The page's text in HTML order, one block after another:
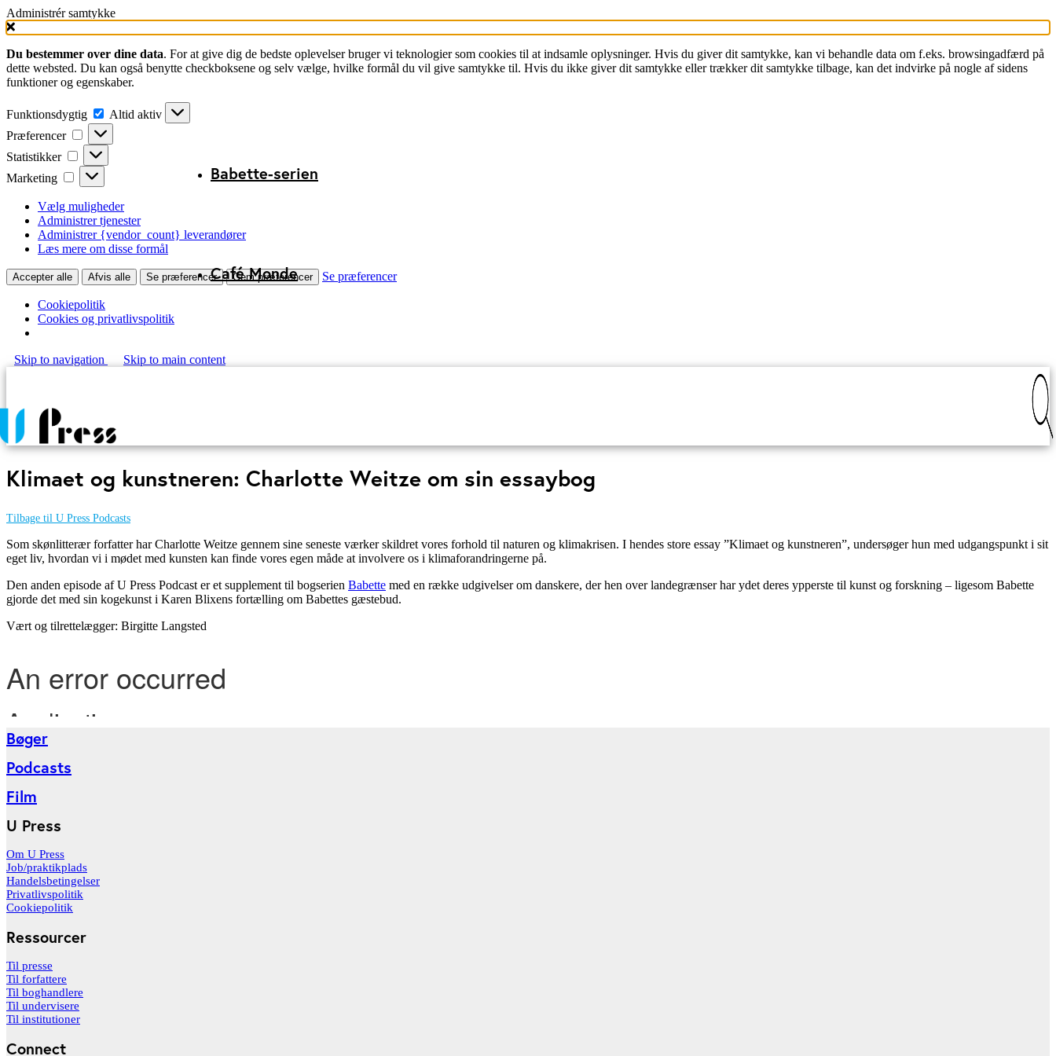
Administrér samtykke
Du bestemmer over dine data. For at give dig de bedste oplevelser bruger vi teknologier som cookies til at indsamle oplysninger. Hvis du giver dit samtykke, kan vi behandle data om f.eks. browsingadfærd på
dette websted. Du kan også benytte checkboksene og selv vælge, hvilke formål du vil give samtykke til. Hvis du ikke giver dit samtykke eller trækker dit samtykke tilbage, kan det indvirke på nogle af sidens
funktioner og egenskaber.
Funktionsdygtig Funktionsdygtig
Altid aktiv
Præferencer
Præferencer
Statistikker Statistikker
Marketing Marketing
Vælg muligheder
Administrer tjenester
Administrer {vendor_count} leverandører
Læs mere om disse formål
Accepter alle Afvis alle Se præferencer Gem præferencer Se præferencer
Cookiepolitik
Cookies og privatlivspolitik
Skip to navigation Skip to main content
Review
Mød forlæggeren
Babette-serien
Café Monde
Klimaet og kunstneren: Charlotte Weitze om sin essaybog
Tilbage til U Press Podcasts
Som skønlitterær forfatter har Charlotte Weitze gennem sine seneste værker skildret vores forhold til naturen og klimakrisen. I hendes store essay ”Klimaet og kunstneren”, undersøger hun med udgangspunkt i sit
eget liv, hvordan vi i mødet med kunsten kan finde vores egen måde at involvere os i klimaforandringerne på.
Den anden episode af U Press Podcast er et supplement til bogserien Babette med en række udgivelser om danskere, der hen over landegrænser har ydet deres ypperste til kunst og forskning – ligesom Babette
gjorde det med sin kogekunst i Karen Blixens fortælling om Babettes gæstebud.
Vært og tilrettelægger: Birgitte Langsted
Bøger
Podcasts
Film
U Press
Om U Press
Job/praktikplads
Handelsbetingelser
Privatlivspolitik
Cookiepolitik
Ressourcer
Til presse
Til forfattere
Til boghandlere
Til undervisere
Til institutioner
Connect